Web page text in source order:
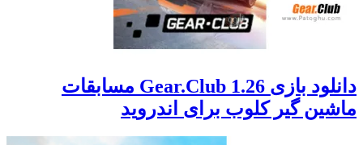
دانلود بازی 1.26 Gear.Club مسابقات
ماشین گیر کلوب برای اندروید